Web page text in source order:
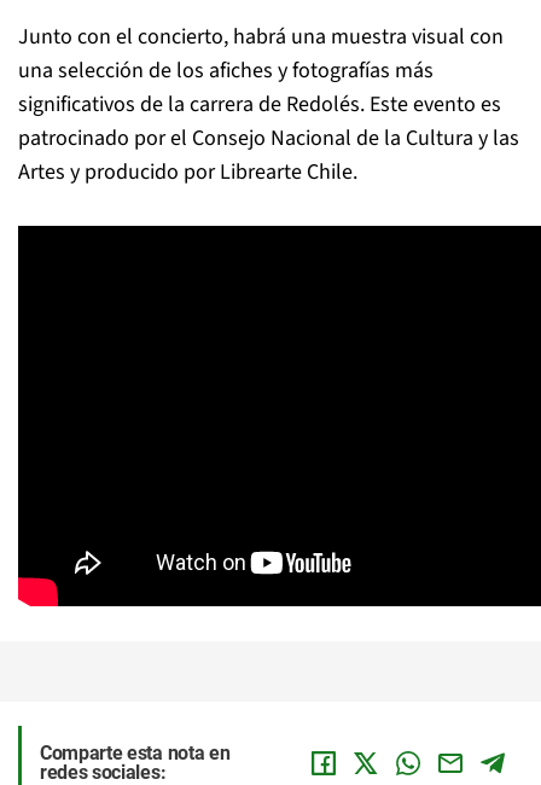
Junto con el concierto, habrá una muestra visual con
una selección de los afiches y fotografías más
significativos de la carrera de Redolés. Este evento es
patrocinado por el Consejo Nacional de la Cultura y las
Artes y producido por Librearte Chile.
Comparte esta nota en
redes sociales: